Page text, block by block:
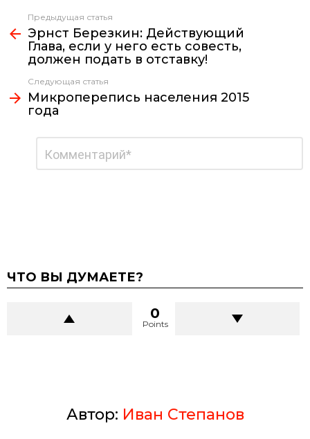
Узнать
больше
Предыдущая статья
Эрнст Березкин: Действующий
Глава, если у него есть совесть,
должен подать в отставку!
Следующая статья
Микроперепись населения 2015
года
комментарий
ЧТО ВЫ ДУМАЕТЕ?
0
Points
Автор: Иван Степанов